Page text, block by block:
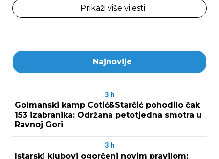
Prikaži više vijesti
Najnovije
3 h
Golmanski kamp Cotić&Starčić pohodilo čak
153 izabranika: Održana petotjedna smotra u
Ravnoj Gori
3 h
Istarski klubovi ogorčeni novim pravilom: